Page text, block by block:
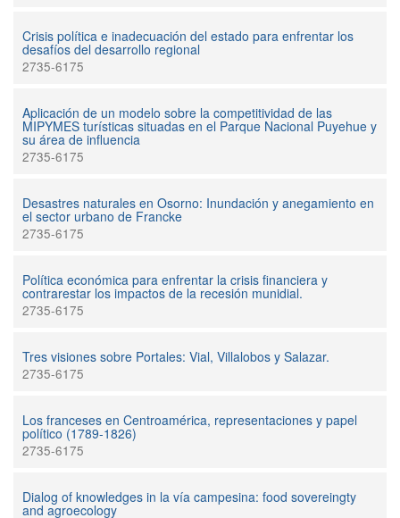
Crisis política e inadecuación del estado para enfrentar los
desafíos del desarrollo regional
2735-6175
Aplicación de un modelo sobre la competitividad de las
MIPYMES turísticas situadas en el Parque Nacional Puyehue y
su área de influencia
2735-6175
Desastres naturales en Osorno: Inundación y anegamiento en
el sector urbano de Francke
2735-6175
Política económica para enfrentar la crisis financiera y
contrarestar los impactos de la recesión munidial.
2735-6175
Tres visiones sobre Portales: Vial, Villalobos y Salazar.
2735-6175
Los franceses en Centroamérica, representaciones y papel
político (1789-1826)
2735-6175
Dialog of knowledges in la vía campesina: food sovereingty
and agroecology